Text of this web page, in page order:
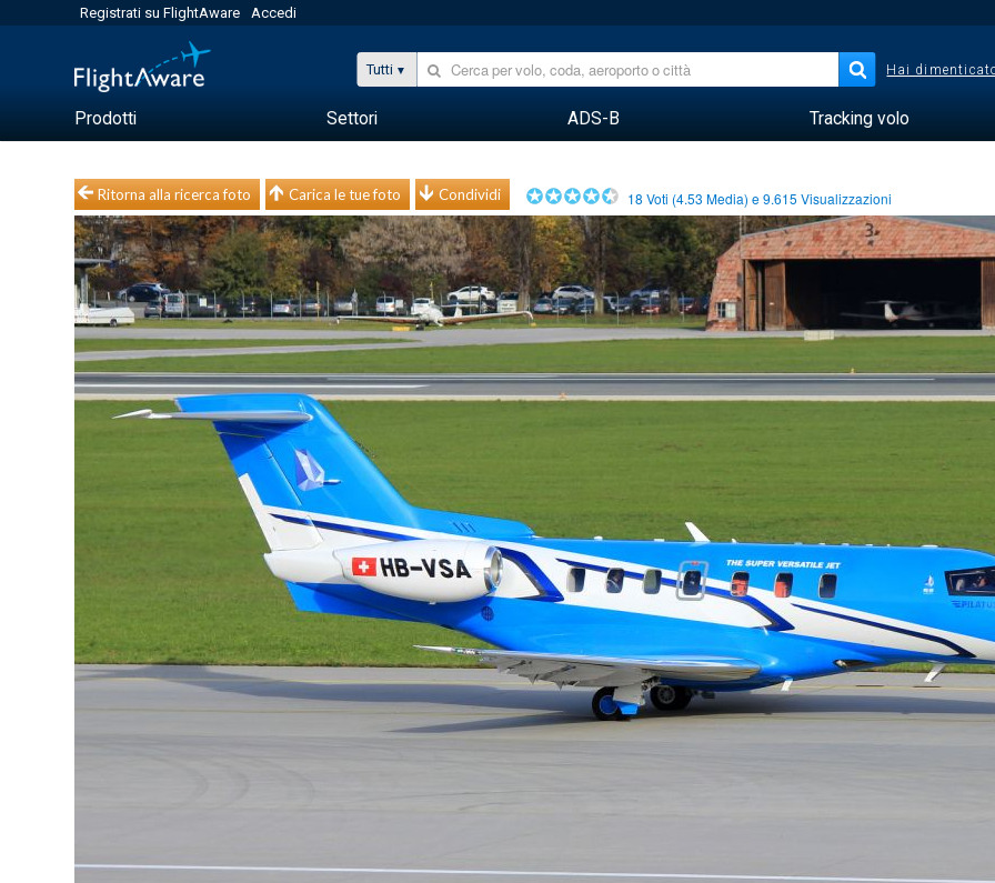
Registrati su FlightAware Accedi
Tutti Hai
Prodotti Settori ADS-B Tracking volo
Ritorna alla ricerca foto Carica le tue foto Condividi 18 Voti (4.53 Media) e9.615 Visualizzazioni